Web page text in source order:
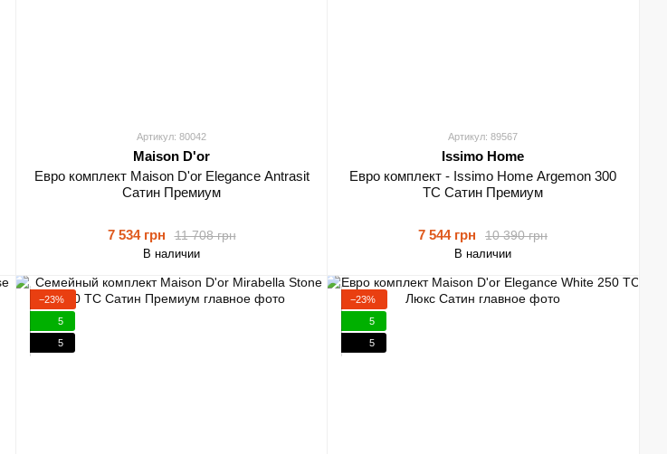
Артикул: 80042
Maison D'or
Евро комплект Maison D'or Elegance Antrasit
Сатин Премиум
11 708 грн
7 534 грн
В наличии
Артикул: 89567
Issimo Home
Евро комплект - Issimo Home Argemon 300
ТС Сатин Премиум
10 390 грн
7 544 грн
В наличии
−23%
5
5
−23%
5
5